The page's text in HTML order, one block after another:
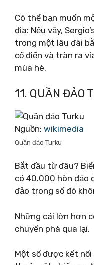
Có thể bạn muốn
địa: Nếu vậy,
trong một lâu đài
cổ điển và tràn ra
mùa hè.
11. QUẦN ĐẢO
Nguồn: wikimedia
Quần đảo Turku
Bắt đầu từ đâu?
có 40.000 hòn đảo
đảo trong số đó
Những cái lớn hơn
chuyến phà qua lại.
Một số được kết